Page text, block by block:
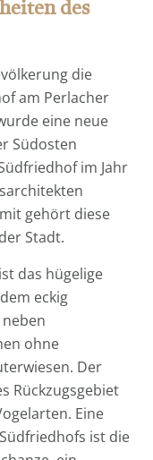
des
die
am Perlacher
eine neue
Südosten
im Jahr
gehört diese
Stadt.
das hügelige
eckig
ohne
Der
Rückzugsgebiet
Eine
ist die